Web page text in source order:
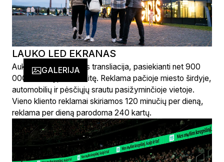
GALERIJA
LAUKO LED EKRANAS
Aukščiausios kokybės transliacija, pasiekianti net 900
000 žiūrovų per savaitę. Reklama pačioje miesto širdyje,
automobilių ir pėsčiųjų srautu pasižyminčioje vietoje.
Vieno kliento reklamai skiriamos 120 minučių per dieną,
reklama per dieną parodoma 240 kartų.